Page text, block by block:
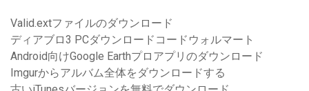
Valid.extファイルのダウンロード
ディアブロ3 PCダウンロードコードウォルマート
Android向けGoogle Earthプロアプリのダウンロード
Imgurからアルバム全体をダウンロードする